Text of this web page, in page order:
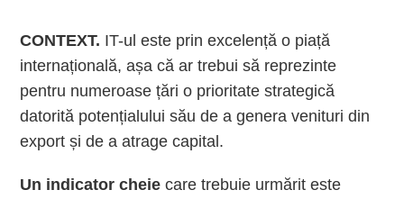
CONTEXT. IT-ul este prin excelență o piață
internațională, așa că ar trebui să reprezinte
pentru numeroase țări o prioritate strategică
datorită potențialului său de a genera venituri din
export și de a atrage capital.
Un indicator cheiecare trebuie urmărit este